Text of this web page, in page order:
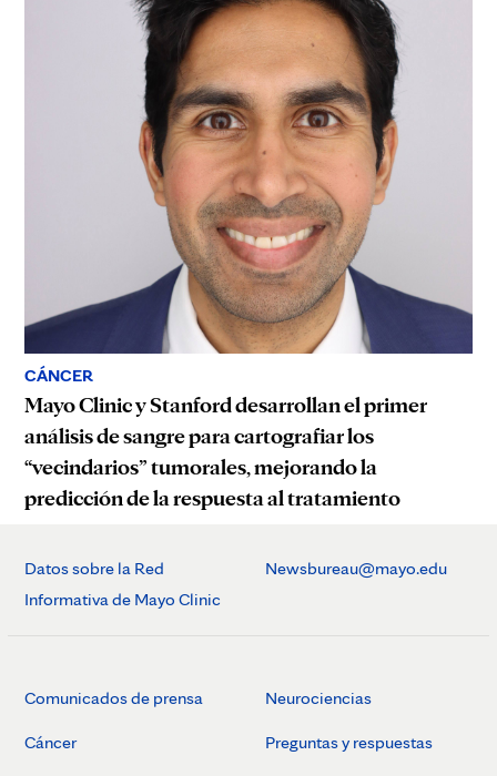
CÁNCER
Mayo Clinic y Stanford desarrollan el primer
análisis de sangre para cartografiar los
“vecindarios” tumorales, mejorando la
predicción de la respuesta al tratamiento
Datos sobre la Red
Informativa de Mayo Clinic
Newsbureau@mayo.edu
Comunicados de prensa
Cáncer
Neurociencias
Preguntas y respuestas